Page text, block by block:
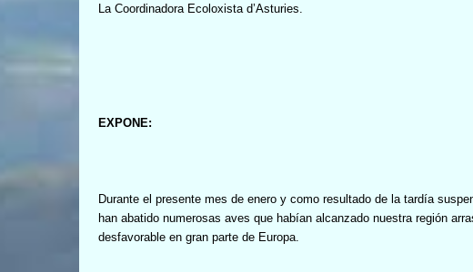
La Coordinadora Ecoloxista d’Asturies.
EXPONE:
Durante el presente mes de enero y como resultado de la tardía
han abatido numerosas aves que habían alcanzado nuestra región
desfavorable en gran parte de Europa.